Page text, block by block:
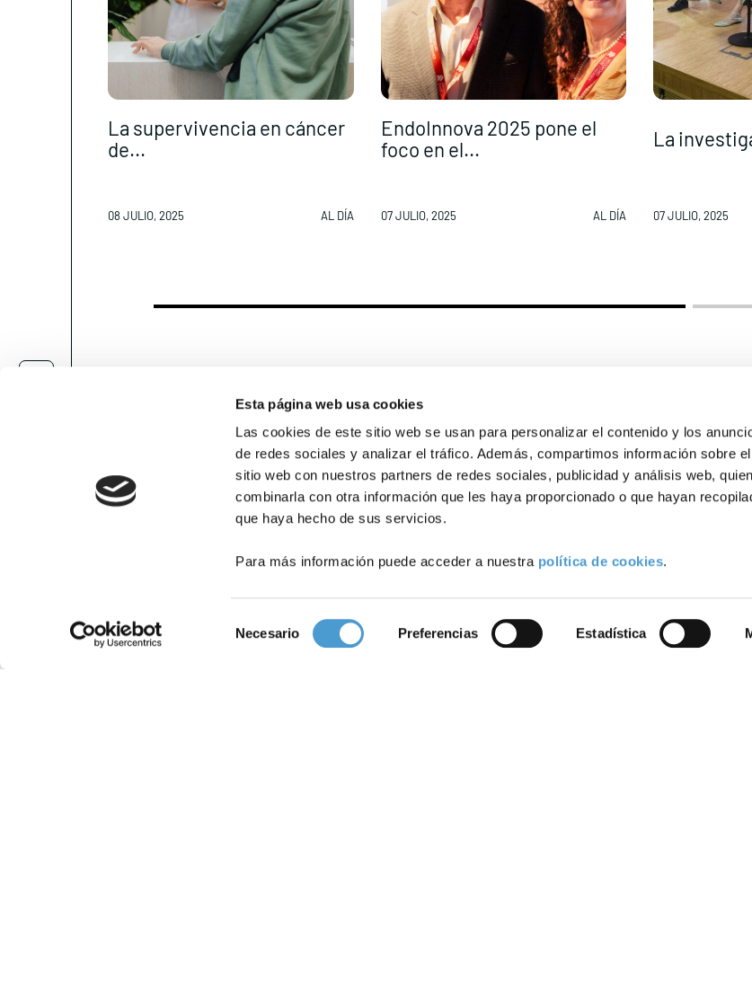
Esta página web usa cookies
Las cookies de este sitio web se usan para personalizar el contenido y los
de redes sociales y analizar el tráfico. Además, compartimos información sobre
sitio web con nuestros partners de redes sociales, publicidad y análisis web,
combinarla con otra información que les haya proporcionado o que hayan
que haya hecho de sus servicios.
Para más información puede acceder a nuestra política de cookies.
de
Necesario Preferencias Estadística
La supervivencia en cáncer
de...
08 JULIO, 2025 AL DÍA
EndoInnova 2025 pone el
foco en el...
07 JULIO, 2025 AL DÍA
La
07 JULIO, 2025
Cáncer de pulmón Cáncer
CÁNCER
Política de Privacidad Política de Cookies